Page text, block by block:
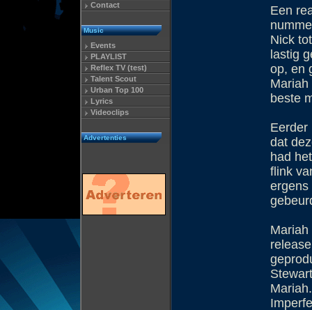
Contact
Music
Events
PLAYLIST
Reflex TV (test)
Talent Scout
Urban Top 100
Lyrics
Videoclips
Advertenties
Een
Nick
lastig
op, en
Mariah
beste
Eerder
dat
had
flink
ergens